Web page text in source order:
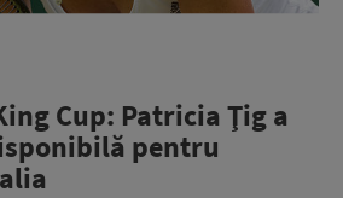
Cup: Patricia Ţig a
pentru